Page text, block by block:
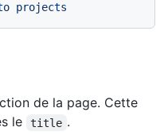
projects
de la page. Cette
le
title .